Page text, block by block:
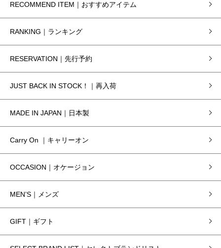
RECOMMEND ITEM｜おすすめアイテム
RANKING｜ランキング
RESERVATION｜先行予約
JUST BACK IN STOCK！｜再入荷
MADE IN JAPAN｜日本製
Carry On ｜キャリーオン
OCCASION｜オケージョン
MEN’S｜メンズ
GIFT｜ギフト